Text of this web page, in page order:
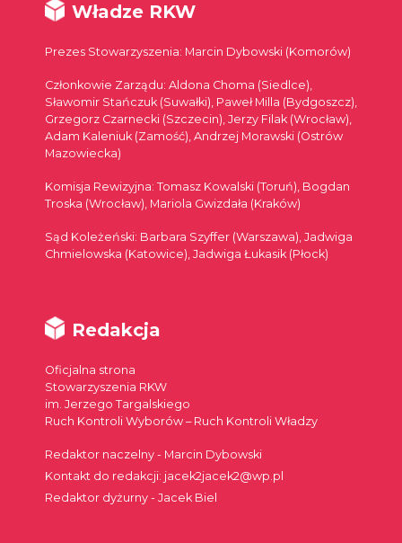
Władze RKW
Prezes Stowarzyszenia: Marcin Dybowski (Komorów)
Członkowie Zarządu: Aldona Choma (Siedlce),
Sławomir Stańczuk (Suwałki), Paweł Milla (Bydgoszcz),
Grzegorz Czarnecki (Szczecin), Jerzy Filak (Wrocław),
Adam Kaleniuk (Zamość), Andrzej Morawski (Ostrów
Mazowiecka)
Komisja Rewizyjna: Tomasz Kowalski (Toruń), Bogdan
Troska (Wrocław), Mariola Gwizdała (Kraków)
Sąd Koleżeński: Barbara Szyffer (Warszawa), Jadwiga
Chmielowska (Katowice), Jadwiga Łukasik (Płock)
Redakcja
Oficjalna strona
Stowarzyszenia RKW
im. Jerzego Targalskiego
Ruch Kontroli Wyborów – Ruch Kontroli Władzy
Redaktor naczelny - Marcin Dybowski
Kontakt do redakcji: jacek2jacek2@wp.pl
Redaktor dyżurny - Jacek Biel